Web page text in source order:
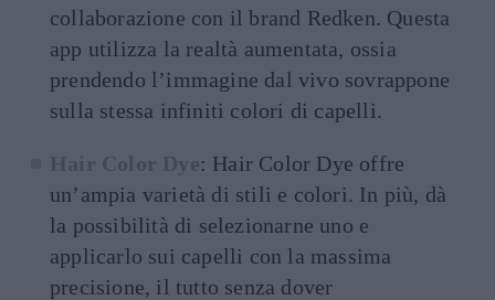
collaborazione con il brand Redken. Questa
app utilizza la realtà aumentata, ossia
prendendo l’immagine dal vivo sovrappone
sulla stessa infiniti colori di capelli.
Hair Color Dye: Hair Color Dye offre
un’ampia varietà di stili e colori. In più, dà
la possibilità di selezionarne uno e
applicarlo sui capelli con la massima
precisione, il tutto senza dover